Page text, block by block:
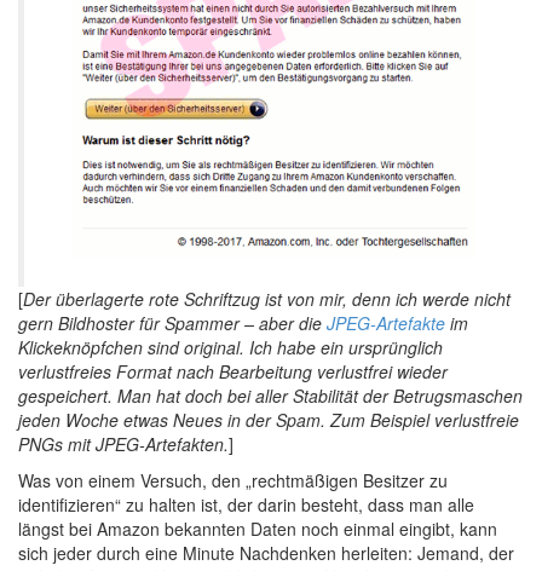
[Der überlagerte rote Schriftzug ist von mir, denn ich werde nicht
gern Bildhoster für Spammer – aber die JPEG-Artefakte im
Klickeknöpfchen sind original. Ich habe ein ursprünglich
verlustfreies Format nach Bearbeitung verlustfrei wieder
gespeichert. Man hat doch bei aller Stabilität der Betrugsmaschen
jeden Woche etwas Neues in der Spam. Zum Beispiel verlustfreie
PNGs mit JPEG-Artefakten.]
Was von einem Versuch, den „rechtmäßigen Besitzer zu
identifizieren“ zu halten ist, der darin besteht, dass man alle
längst bei Amazon bekannten Daten noch einmal eingibt, kann
sich jeder durch eine Minute Nachdenken herleiten: Jemand, der